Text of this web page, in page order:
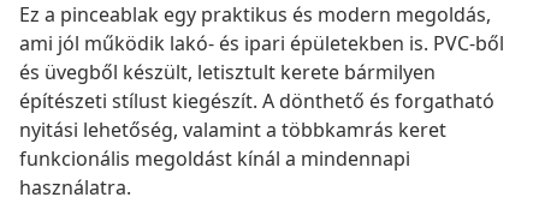
Ez a pinceablak egy praktikus és modern megoldás,
ami jól működik lakó- és ipari épületekben is. PVC-ből
és üvegből készült, letisztult kerete bármilyen
építészeti stílust kiegészít. A dönthető és forgatható
nyitási lehetőség, valamint a többkamrás keret
funkcionális megoldást kínál a mindennapi
használatra.